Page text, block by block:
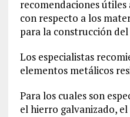
recomendaciones
con respecto a los
para la construcción del
Los especialistas
elementos metálicos
Para los cuales son
el hierro galvanizado,